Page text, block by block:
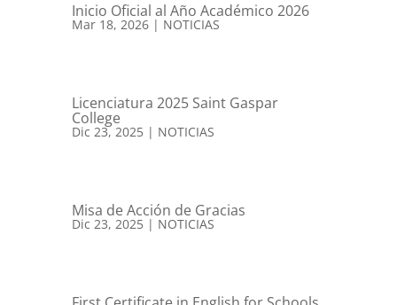
Inicio Oficial al Año Académico 2026
Mar 18, 2026| NOTICIAS
Licenciatura 2025 Saint Gaspar
College
Dic 23, 2025| NOTICIAS
Misa de Acción de Gracias
Dic 23, 2025| NOTICIAS